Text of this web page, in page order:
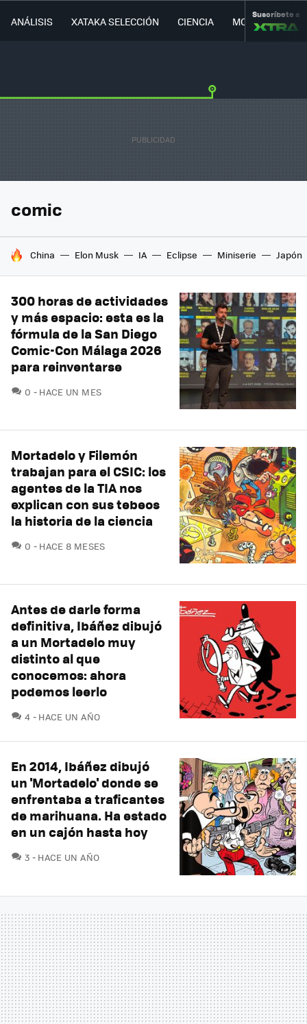
ANÁLISIS XATAKA SELECCIÓN CIENCIA MOVILIDAD
Suscríbete a
comic
HOY SE HABLA DE
China Elon Musk IA Eclipse Miniserie Japón
300 horas de actividades
y más espacio: esta es la
fórmula de la San Diego
Comic-Con Málaga 2026
para reinventarse
0 COMENTARIOS
HACE UN MES
Mortadelo y Filemón
trabajan para el CSIC: los
agentes de la TIA nos
explican con sus tebeos
la historia de la ciencia
0 COMENTARIOS
HACE 8 MESES
Antes de darle forma
definitiva, Ibáñez dibujó
a un Mortadelo muy
distinto al que
conocemos: ahora
podemos leerlo
4 COMENTARIOS
HACE UN AÑO
En 2014, Ibáñez dibujó
un 'Mortadelo' donde se
enfrentaba a traficantes
de marihuana. Ha estado
en un cajón hasta hoy
3 COMENTARIOS
HACE UN AÑO